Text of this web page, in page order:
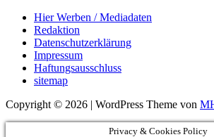
Hier Werben / Mediadaten
Redaktion
Datenschutzerklärung
Impressum
Haftungsausschluss
sitemap
Copyright © 2026 | WordPress Theme von
Privacy & Cookies Policy